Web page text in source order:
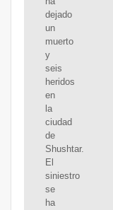
dejado
un
muerto
y
seis
heridos
en
la
ciudad
de
Shushtar.
El
siniestro
se
ha